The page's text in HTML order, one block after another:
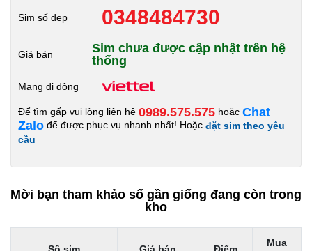
Sim số đẹp 0348484730
Giá bán
Sim chưa được cập nhật trên hệ
thống
Mạng di động
Để tìm gấp vui lòng liên hệ 0989.575.575 hoặc Chat
Zalo để được phục vụ nhanh nhất! Hoặc đặt sim theo yêu
cầu
Mời bạn tham khảo số gần giống đang còn trong
kho
Mua